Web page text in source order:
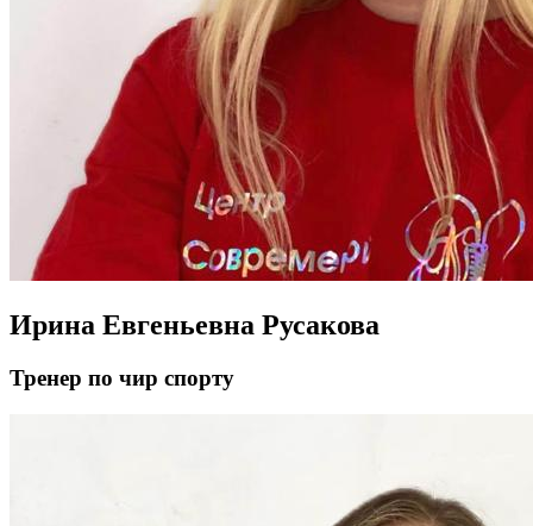
Ирина Евгеньевна Русакова
Тренер по чир спорту